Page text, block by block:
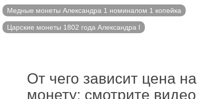
Медные монеты Александра 1 номиналом 1 копейка
Царские монеты 1802 года Александра I
От чего зависит цена на
монету: смотрите видео